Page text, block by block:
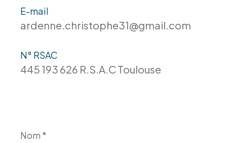
E-mail
ardenne.christophe31@gmail.com
N° RSAC
445 193 626 R.S.A.C Toulouse
*